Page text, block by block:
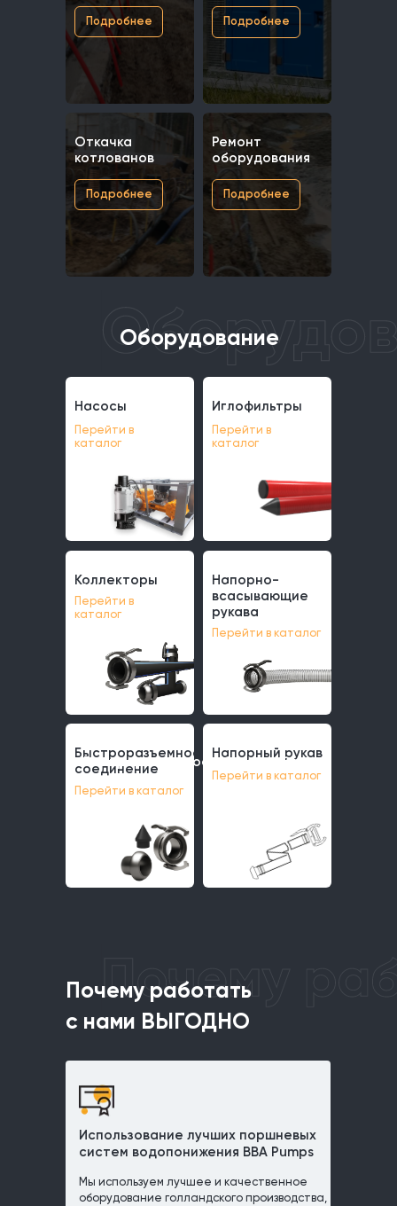
Ремонт
оборудования
Откачка
котлованов
Подробнее Подробнее
Подробнее Подробнее
Оборудование
Насосы
Перейти в каталог
Перейти в
каталог
Перейти в каталог
Перейти в каталог
Перейти в
каталог
Перейти в
каталог
Коллекторы
Быстроразъемное
соединение
Напорный рукав
Иглофильтры
Напорно-
всасывающие
рукава
Иглофильтры
Коллекторы
Напорный рукав
Быстроразъемное
соединение
Напорно-
всасывающие
рукава
Почему
с нами
Почему работать
с нами ВЫГОДНО
Использование лучших поршневых
систем водопонижения BBA Pumps
Мы используем лучшее и качественное
оборудование голландского производства,